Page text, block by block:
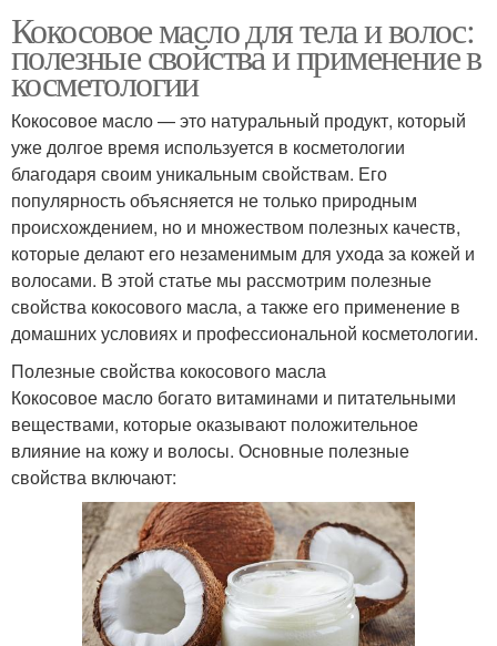
Кокосовое масло для тела и волос:
полезные свойства и применение в
косметологии
Кокосовое масло — это натуральный продукт, который
уже долгое время используется в косметологии
благодаря своим уникальным свойствам. Его
популярность объясняется не только природным
происхождением, но и множеством полезных качеств,
которые делают его незаменимым для ухода за кожей и
волосами. В этой статье мы рассмотрим полезные
свойства кокосового масла, а также его применение в
домашних условиях и профессиональной косметологии.
Полезные свойства кокосового масла
Кокосовое масло богато витаминами и питательными
веществами, которые оказывают положительное
влияние на кожу и волосы. Основные полезные
свойства включают: